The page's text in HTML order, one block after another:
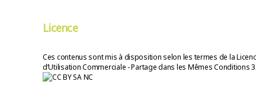
Licence
Ces contenus sont mis à disposition selon les termes de la
d’Utilisation Commerciale - Partage dans les Mêmes Conditions